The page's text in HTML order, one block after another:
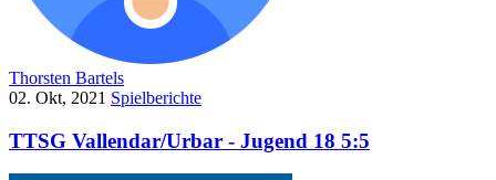
Thorsten Bartels
02. Okt, 2021 Spielberichte
TTSG Vallendar/Urbar - Jugend 18 5:5